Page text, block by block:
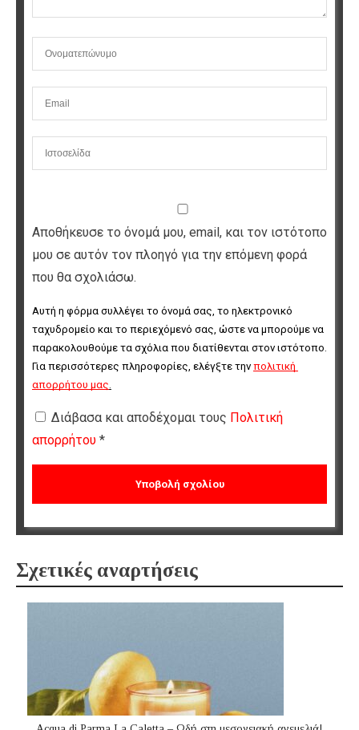
Αποθήκευσε το όνομά μου, email, και τον ιστότοπο
μου σε αυτόν τον πλοηγό για την επόμενη φορά
που θα σχολιάσω.
Αυτή η φόρμα συλλέγει το όνομά σας, το ηλεκτρονικό
ταχυδρομείο και το περιεχόμενό σας, ώστε να μπορούμε να
παρακολουθούμε τα σχόλια που διατίθενται στον ιστότοπο.
Για περισσότερες πληροφορίες, ελέγξτε την πολιτική
απορρήτου μας
Διάβασα και αποδέχομαι τους Πολιτική
απορρήτου *
Σχετικές αναρτήσεις